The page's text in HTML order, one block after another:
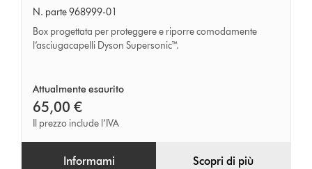
nera
N. parte 968999-01
Box progettata per proteggere e riporre comodamente
l’asciugacapelli Dyson Supersonic™.
Attualmente esaurito
65,00 €
Il prezzo include l’IVA
Informami Scopri di più